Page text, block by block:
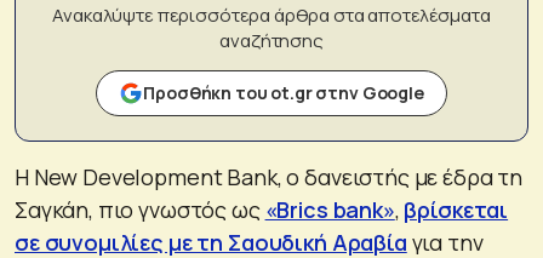
Ανακαλύψτε περισσότερα άρθρα στα αποτελέσματα
αναζήτησης
Προσθήκη του ot.gr στην Google
Η New Development Bank, ο δανειστής με έδρα τη
Σαγκάη, πιο γνωστός ως «Brics bank», βρίσκεται
σε συνομιλίες με τη Σαουδική Αραβία για την